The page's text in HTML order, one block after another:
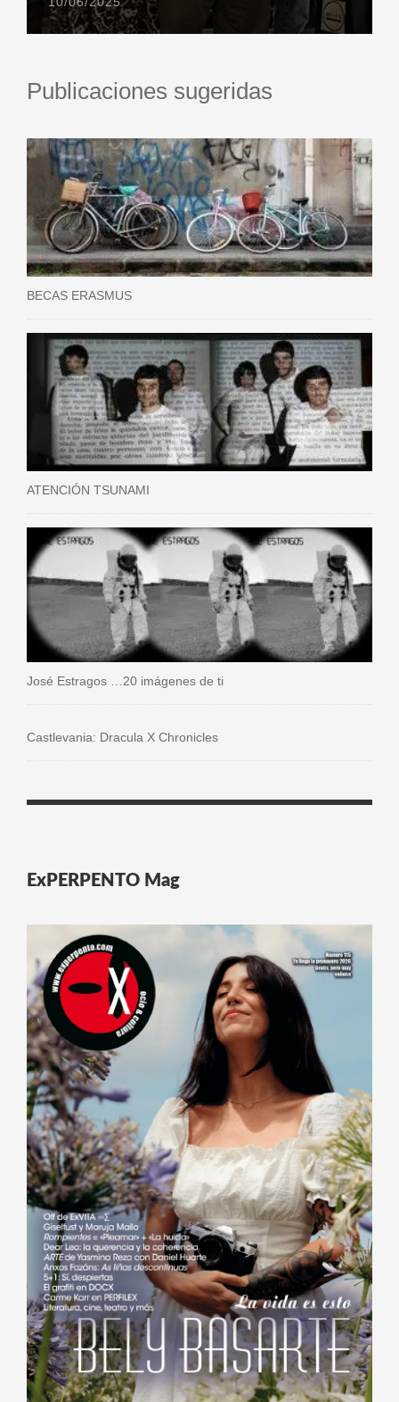
Publicaciones sugeridas
BECAS ERASMUS
ATENCIÓN TSUNAMI
José Estragos …20 imágenes de ti
Castlevania: Dracula X Chronicles
ExPERPENTO Mag